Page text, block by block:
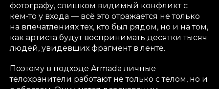
фотографу, слишком видимый конфликт с
кем‑то у входа — всё это отражается не только
на впечатлениях тех, кто был рядом, но и на том,
как артиста будут воспринимать десятки тысяч
людей, увидевших фрагмент в ленте.
Поэтому в подходе Armada личные
телохранители работают не только с телом, но и